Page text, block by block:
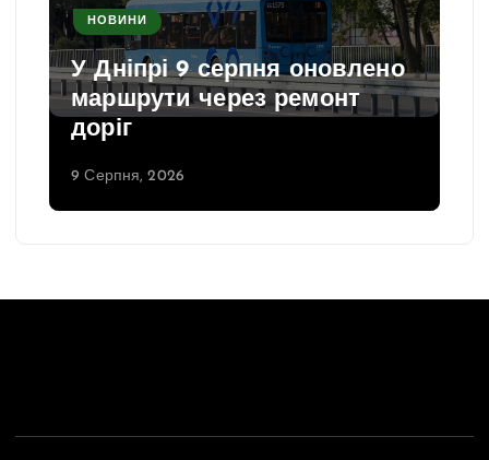
НОВИНИ
У Дніпрі 9 серпня оновлено
маршрути через ремонт
доріг
9 Серпня, 2026